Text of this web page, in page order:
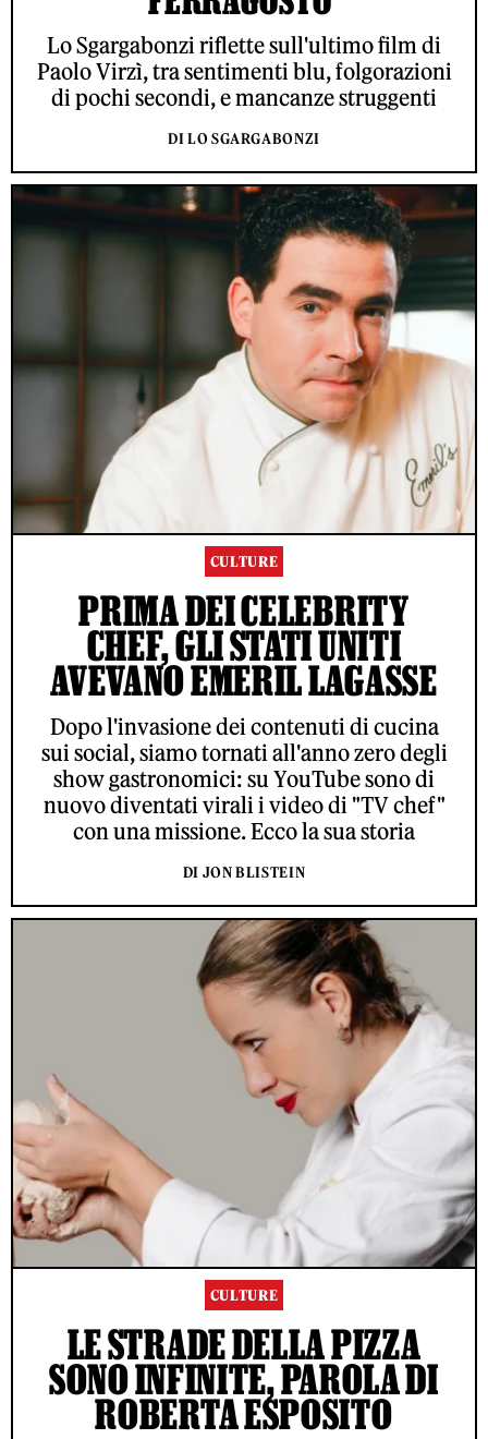
Lo Sgargabonzi riflette sull'ultimo film di
Paolo Virzì, tra sentimenti blu, folgorazioni
di pochi secondi, e mancanze struggenti
DI LO SGARGABONZI
CULTURE
PRIMA DEI CELEBRITY
CHEF, GLI STATI UNITI
AVEVANO EMERIL LAGASSE
Dopo l'invasione dei contenuti di cucina
sui social, siamo tornati all'anno zero degli
show gastronomici: su YouTube sono di
nuovo diventati virali i video di "TV chef"
con una missione. Ecco la sua storia
DI JON BLISTEIN
CULTURE
LE STRADE DELLA PIZZA
SONO INFINITE, PAROLA DI
ROBERTA ESPOSITO